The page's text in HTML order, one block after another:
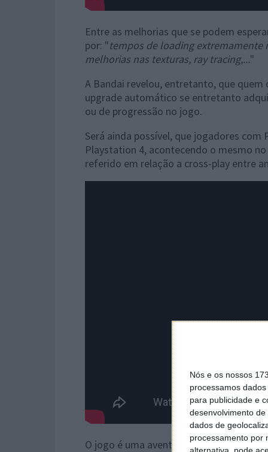
Nós e os nossos
processamos
para publicidade e
desenvolvimento de
dados de
processamento por
Entre as melhorias que se podem
por: "tempos de loading extremamente
melhorias nas texturas, ray tracing,..."
A Bandai revelou, entretanto, que
upgrade automático se entretanto
ou de progressão no jogo.
Será ainda possível, que jogadores
Playstation 4, acontecendo o mesmo no
referido em relação a cross-play entre
O jogo é uma aventura de ação na 3ª